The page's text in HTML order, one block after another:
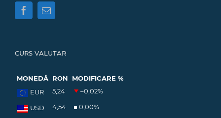
CURS VALUTAR
MONEDĂ RON
MODIFICARE %
EUR
5,24 –0,02%
USD 4,54 0,00%